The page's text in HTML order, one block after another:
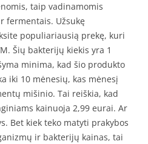
taip vadinamomis
fermentais. Užsukę
populiariausią prekę, kuri
Šių bakterijų kiekis yra 1
minima, kad šio produkto
iki 10 mėnesių, kas mėnesį
mišinio. Tai reiškia, kad
kainuoja 2,99 eurai. Ar
Bet kiek teko matyti prakybos
ir bakterijų kainas, tai